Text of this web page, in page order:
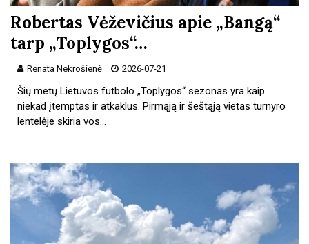
Robertas Vėževičius apie „Bangą“
tarp „Toplygos“…
Renata Nekrošienė 2026-07-21
Šių metų Lietuvos futbolo „Toplygos“ sezonas yra kaip
niekad įtemptas ir atkaklus. Pirmąją ir šeštąją vietas turnyro
lentelėje skiria vos…